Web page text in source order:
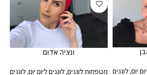
יום,לונגים
ונציה אדום
מטפחות לונגים,לונגים ליום יום,לונגים